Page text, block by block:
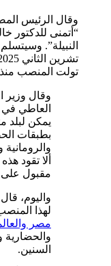
وقال الرئيس
“أتمنى للدكتور
تولت المنصب منذ
وقال وزير
العاطي
يمكن لبلد
بطبقات
والرومانية
ألا تقود
مقبول على
واليوم،
لهذا
مصر
والحضارية
السنين.